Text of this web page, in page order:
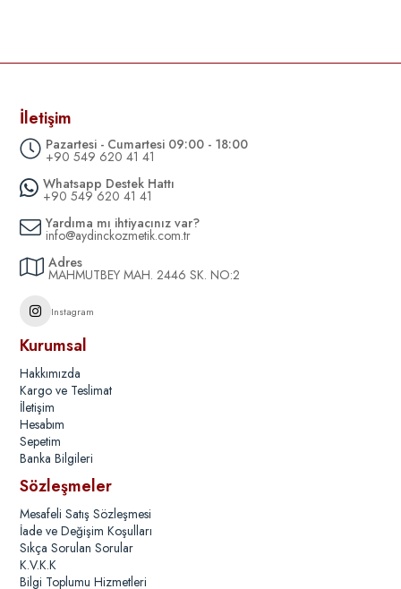
İletişim
Pazartesi - Cumartesi 09:00 - 18:00
+90 549 620 41 41
Whatsapp Destek Hattı
+90 549 620 41 41
Yardıma mı ihtiyacınız var?
info@aydinckozmetik.com.tr
Adres
MAHMUTBEY MAH. 2446 SK. NO:2
Instagram
Kurumsal
Hakkımızda
Kargo ve Teslimat
İletişim
Hesabım
Sepetim
Banka Bilgileri
Sözleşmeler
Mesafeli Satış Sözleşmesi
İade ve Değişim Koşulları
Sıkça Sorulan Sorular
K.V.K.K
Bilgi Toplumu Hizmetleri